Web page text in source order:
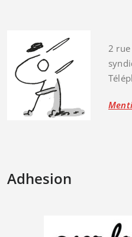
2
Adhesion